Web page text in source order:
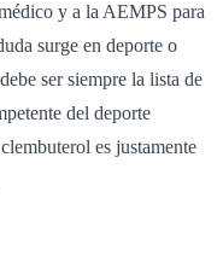
y a la AEMPS para
surge en deporte o
ser siempre la lista de
del deporte
es justamente